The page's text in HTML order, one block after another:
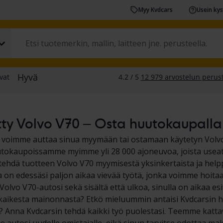
Myy Kvdcars Usein
Volvo V70 – Osta
voimme auttaa sinua myymään tai ostamaan käytetyn
myimme yli 28 000 ajoneuvoa, joista
tuotteen Volvo V70 myymisestä yksinkertaista ja
on edessäsi paljon aikaa vievää työtä, jonka voimme
V70-autosi sekä sisältä että ulkoa, sinulla on aikaa
mainonnasta? Etkö mieluummin antaisi Kvdcarsin
Anna Kvdcarsin tehdä kaikki työ puolestasi. Teemme